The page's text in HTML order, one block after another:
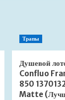
Трапы
Душевой
Confluo
850
Matte